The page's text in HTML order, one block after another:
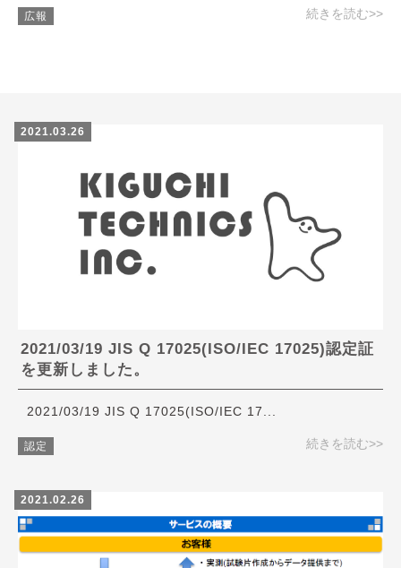
広報 続きを読む>>
2021.03.26
2021/03/19 JIS Q 17025(ISO/IEC 17025)認定証
を更新しました。
2021/03/19 JIS Q 17025(ISO/IEC 17...
認定 続きを読む>>
2021.02.26